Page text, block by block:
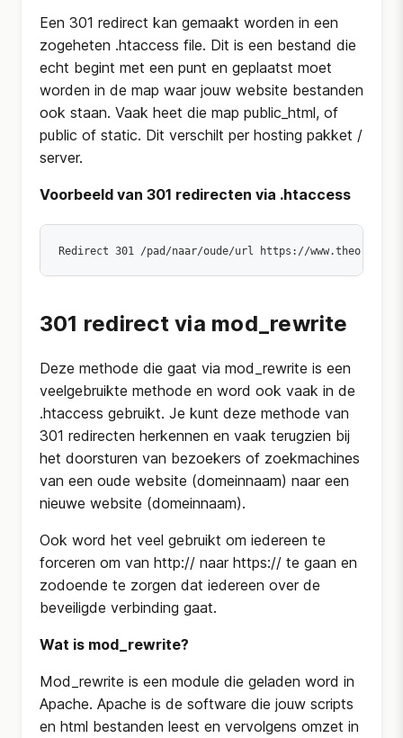
Een 301 redirect kan gemaakt worden in een
zogeheten .htaccess file. Dit is een bestand die
echt begint met een punt en geplaatst moet
worden in de map waar jouw website bestanden
ook staan. Vaak heet die map public_html, of
public of static. Dit verschilt per hosting pakket /
server.
Voorbeeld van 301 redirecten via .htaccess
Redirect 301 /pad/naar/oude/url https://
301 redirect via mod_rewrite
Deze methode die gaat via mod_rewrite is een
veelgebruikte methode en word ook vaak in de
.htaccess gebruikt. Je kunt deze methode van
301 redirecten herkennen en vaak terugzien bij
het doorsturen van bezoekers of zoekmachines
van een oude website (domeinnaam) naar een
nieuwe website (domeinnaam).
Ook word het veel gebruikt om iedereen te
forceren om van http:// naar https:// te gaan en
zodoende te zorgen dat iedereen over de
beveiligde verbinding gaat.
Wat is mod_rewrite?
Mod_rewrite is een module die geladen word in
Apache. Apache is de software die jouw scripts
en html bestanden leest en vervolgens omzet in